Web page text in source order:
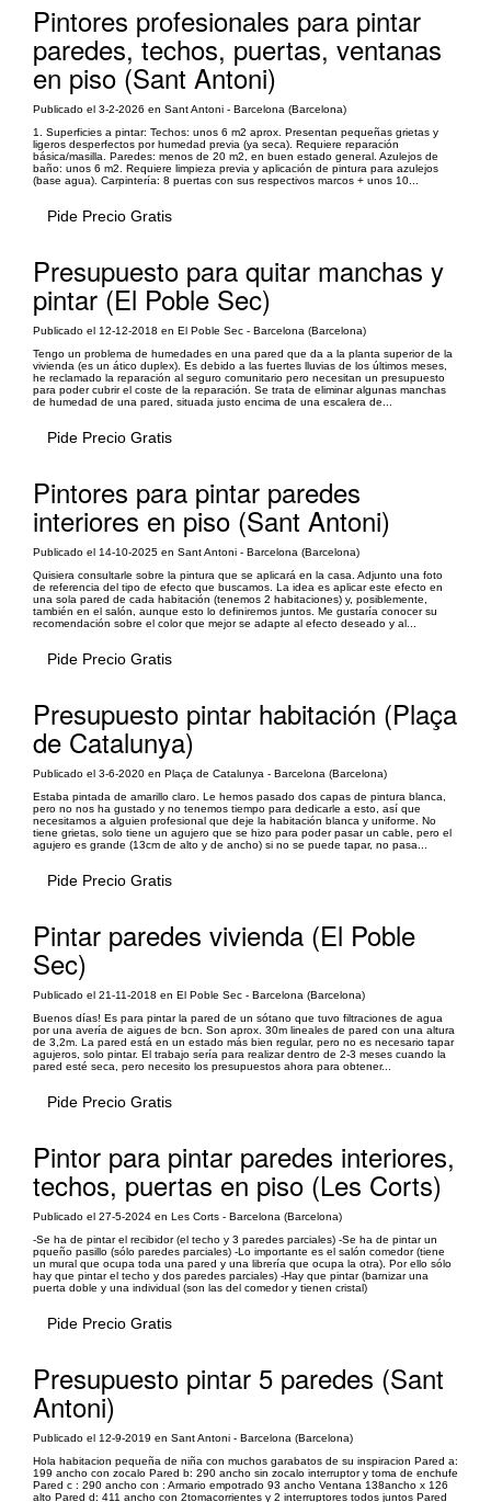
Pintores profesionales para pintar
paredes, techos, puertas, ventanas
en piso (Sant Antoni)
Publicado el 3-2-2026 en Sant Antoni - Barcelona (Barcelona)
1. Superficies a pintar: Techos: unos 6 m2 aprox. Presentan pequeñas grietas y
ligeros desperfectos por humedad previa (ya seca). Requiere reparación
básica/masilla. Paredes: menos de 20 m2, en buen estado general. Azulejos de
baño: unos 6 m2. Requiere limpieza previa y aplicación de pintura para azulejos
(base agua). Carpintería: 8 puertas con sus respectivos marcos + unos 10...
Pide Precio Gratis
Presupuesto para quitar manchas y
pintar (El Poble Sec)
Publicado el 12-12-2018 en El Poble Sec - Barcelona (Barcelona)
Tengo un problema de humedades en una pared que da a la planta superior de la
vivienda (es un ático duplex). Es debido a las fuertes lluvias de los últimos meses,
he reclamado la reparación al seguro comunitario pero necesitan un presupuesto
para poder cubrir el coste de la reparación. Se trata de eliminar algunas manchas
de humedad de una pared, situada justo encima de una escalera de...
Pide Precio Gratis
Pintores para pintar paredes
interiores en piso (Sant Antoni)
Publicado el 14-10-2025 en Sant Antoni - Barcelona (Barcelona)
Quisiera consultarle sobre la pintura que se aplicará en la casa. Adjunto una foto
de referencia del tipo de efecto que buscamos. La idea es aplicar este efecto en
una sola pared de cada habitación (tenemos 2 habitaciones) y, posiblemente,
también en el salón, aunque esto lo definiremos juntos. Me gustaría conocer su
recomendación sobre el color que mejor se adapte al efecto deseado y al...
Pide Precio Gratis
Presupuesto pintar habitación (Plaça
de Catalunya)
Publicado el 3-6-2020 en Plaça de Catalunya - Barcelona (Barcelona)
Estaba pintada de amarillo claro. Le hemos pasado dos capas de pintura blanca,
pero no nos ha gustado y no tenemos tiempo para dedicarle a esto, así que
necesitamos a alguien profesional que deje la habitación blanca y uniforme. No
tiene grietas, solo tiene un agujero que se hizo para poder pasar un cable, pero el
agujero es grande (13cm de alto y de ancho) si no se puede tapar, no pasa...
Pide Precio Gratis
Pintar paredes vivienda (El Poble
Sec)
Publicado el 21-11-2018 en El Poble Sec - Barcelona (Barcelona)
Buenos días! Es para pintar la pared de un sótano que tuvo filtraciones de agua
por una avería de aigues de bcn. Son aprox. 30m lineales de pared con una altura
de 3,2m. La pared está en un estado más bien regular, pero no es necesario tapar
agujeros, solo pintar. El trabajo sería para realizar dentro de 2-3 meses cuando la
pared esté seca, pero necesito los presupuestos ahora para obtener...
Pide Precio Gratis
Pintor para pintar paredes interiores,
techos, puertas en piso (Les Corts)
Publicado el 27-5-2024 en Les Corts - Barcelona (Barcelona)
-Se ha de pintar el recibidor (el techo y 3 paredes parciales) -Se ha de pintar un
pqueño pasillo (sólo paredes parciales) -Lo importante es el salón comedor (tiene
un mural que ocupa toda una pared y una librería que ocupa la otra). Por ello sólo
hay que pintar el techo y dos paredes parciales) -Hay que pintar (barnizar una
puerta doble y una individual (son las del comedor y tienen cristal)
Pide Precio Gratis
Presupuesto pintar 5 paredes (Sant
Antoni)
Publicado el 12-9-2019 en Sant Antoni - Barcelona (Barcelona)
Hola habitacion pequeña de niña con muchos garabatos de su inspiracion Pared a:
199 ancho con zocalo Pared b: 290 ancho sin zocalo interruptor y toma de enchufe
Pared c : 290 ancho con : Armario empotrado 93 ancho Ventana 138ancho x 126
alto Pared d: 411 ancho con 2tomacorrientes y 2 interruptores todos juntos Pared